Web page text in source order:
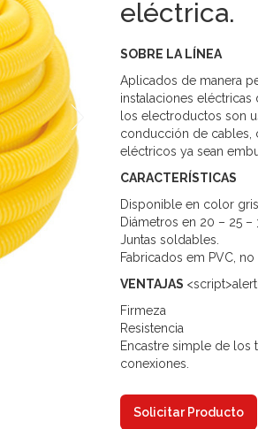
eléctrica.
SOBRE LA LÍNEA
Aplicados de manera
instalaciones eléctricas
los electroductos son
conducción de cables,
eléctricos ya sean
CARACTERÍSTICAS
Disponible en color
Diámetros en 20 – 25 –
Juntas soldables.
Fabricados em PVC,
VENTAJAS
Firmeza
Resistencia
Encastre simple de los
conexiones.
Solicitar Producto